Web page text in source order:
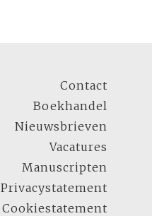
Contact
Boekhandel
Nieuwsbrieven
Vacatures
Manuscripten
Privacystatement
Cookiestatement